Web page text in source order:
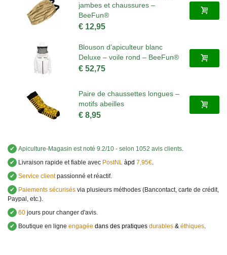
jambes et chaussures –
BeeFun®
€ 12,95
Blouson d’apiculteur blanc
Deluxe – voile rond – BeeFun®
€ 52,75
Paire de chaussettes longues –
motifs abeilles
€ 8,95
✔ Apiculture-Magasin est noté 9.2/10 - selon 1052 avis clients
✔
Livraison rapide et fiable avec PostNL àpd 7,95€
✔ Service clientpassionné et réactif.
✔
Paiements sécurisés via plusieurs méthodes (Bancontact, carte de crédit,
Paypal, etc.).
✔ 60 jours pour changer d'avis.
✔
Boutique en ligne engagée dans des pratiques durables & éthiques